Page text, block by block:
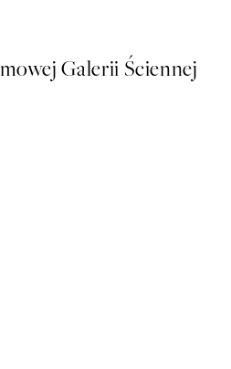
Galerii Ściennej